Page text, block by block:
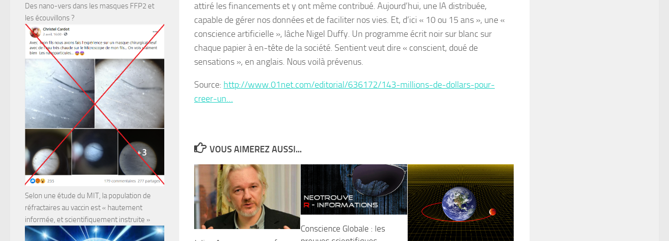
attiré les financements et y ont même contribué. Aujourd’hui, une IA distribuée,
capable de gérer nos données et de faciliter nos vies. Et, d’ici « 10 ou 15 ans », une «
conscience artificielle », lâche Nigel Duffy. Un programme écrit noir sur blanc sur
chaque papier à en-tête de la société. Sentient veut dire « conscient, doué de
sensations », en anglais. Nous voilà prévenus.
Source: http://www.01net.com/editorial/636172/143-millions-de-dollars-pour-
creer-un…
VOUS AIMEREZ AUSSI...
Conscience Globale : les
Des nano-vers dans les masques FFP2 et
les écouvillons ?
Selon une étude du MIT, la population de
réfractaires au vaccin est « hautement
informée, et scientifiquement instruite »